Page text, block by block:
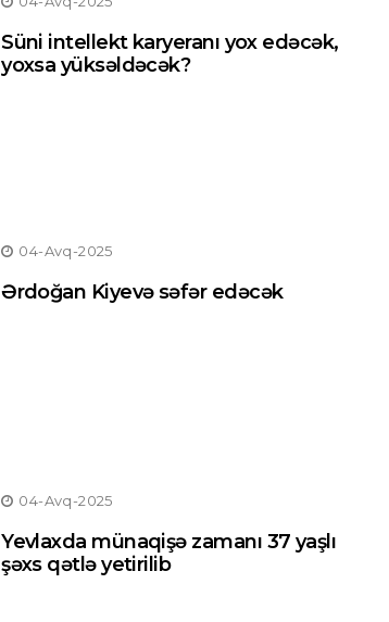
Süni intellekt karyeranı yox edəcək,
yoxsa yüksəldəcək?
04-Avq-2025
Ərdoğan Kiyevə səfər edəcək
04-Avq-2025
Yevlaxda münaqişə zamanı 37 yaşlı
şəxs qətlə yetirilib